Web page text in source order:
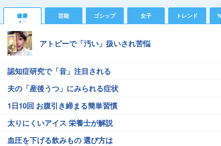
健康 芸能 ゴシップ 女子 トレンド
アトピーで「汚い」扱いされ苦悩
認知症研究で「音」注目される
夫の「産後うつ」にみられる症状
1日10回 お腹引き締まる簡単習慣
太りにくいアイス 栄養士が解説
血圧を下げる飲みもの 選び方は